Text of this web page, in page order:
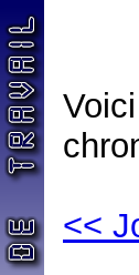
<<